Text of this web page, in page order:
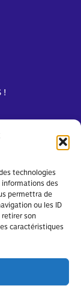
technologies
informations des
permettra de
ou les ID
retirer son
caractéristiques
!